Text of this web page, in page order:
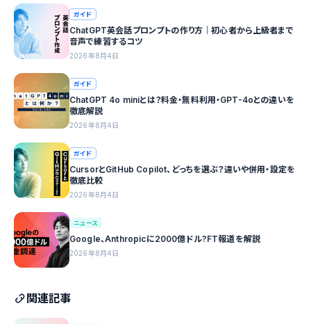
ガイド
ChatGPT英会話プロンプトの作り方｜初心者から上級者まで
音声で練習するコツ
2026年8月4日
ガイド
ChatGPT 4o miniとは？料金・無料利用・GPT-4oとの違いを
徹底解説
2026年8月4日
ガイド
CursorとGitHub Copilot、どっちを選ぶ？違いや併用・設定を
徹底比較
2026年8月4日
ニュース
Google、Anthropicに2000億ドル?FT報道を解説
2026年8月4日
関連記事